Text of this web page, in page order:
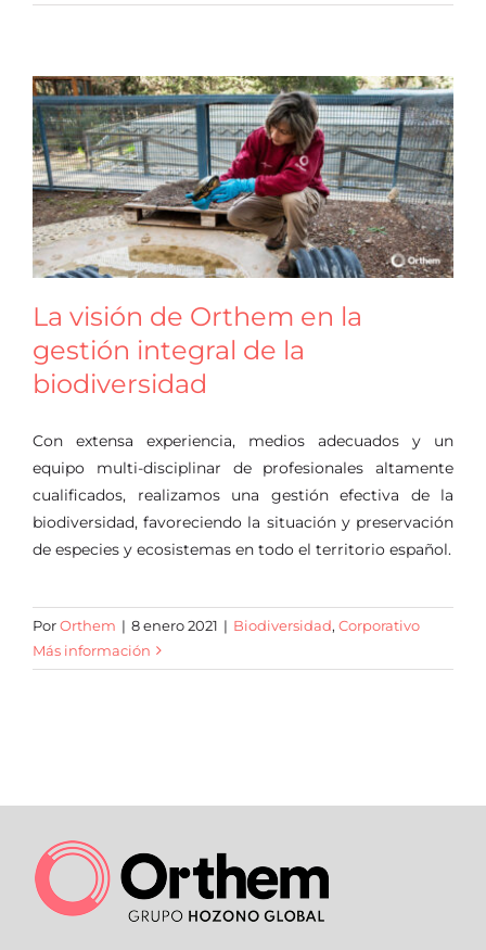
La visión de Orthem en la
gestión integral de la
biodiversidad
Con extensa experiencia, medios adecuados y un
equipo multi-disciplinar de profesionales altamente
cualificados, realizamos una gestión efectiva de la
biodiversidad, favoreciendo la situación y preservación
de especies y ecosistemas en todo el territorio español.
PorOrthem | 8 enero 2021 | Biodiversidad, Corporativo
Más información